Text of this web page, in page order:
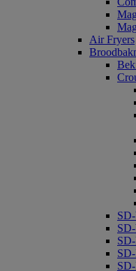
Air Fryers